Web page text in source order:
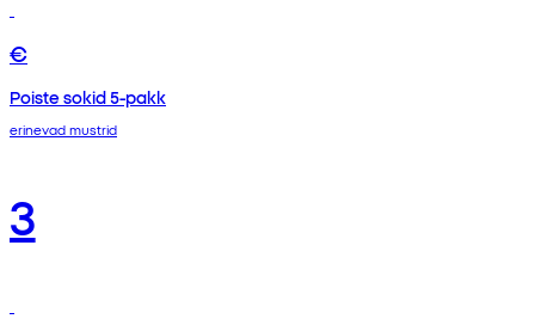
€
Poiste sokid 5-pakk
erinevad mustrid
3